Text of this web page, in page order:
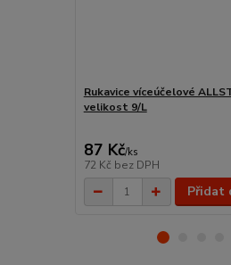
Rukavice víceúčelové
velikost 9/L
87 Kč/ks
72 Kč bez DPH
Přidat